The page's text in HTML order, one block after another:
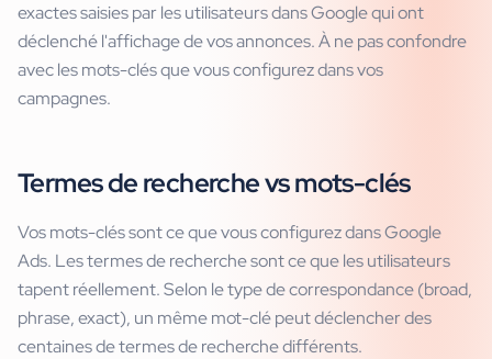
exactes saisies par les utilisateurs dans Google qui ont
déclenché l'affichage de vos annonces. À ne pas confondre
avec les mots-clés que vous configurez dans vos
campagnes.
Termes de recherche vs mots-clés
Vos mots-clés sont ce que vous configurez dans Google
Ads. Les termes de recherche sont ce que les utilisateurs
tapent réellement. Selon le type de correspondance (broad,
phrase, exact), un même mot-clé peut déclencher des
centaines de termes de recherche différents.